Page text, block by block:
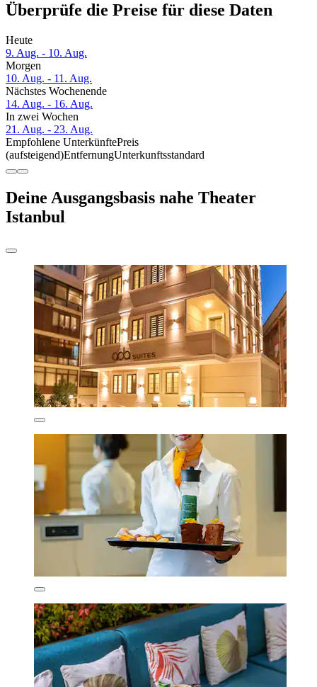
Überprüfe die Preise für diese Daten
Heute
9. Aug. - 10. Aug.
Morgen
10. Aug. - 11. Aug.
Nächstes Wochenende
14. Aug. - 16. Aug.
In zwei Wochen
21. Aug. - 23. Aug.
Empfohlene UnterkünftePreis
(aufsteigend)EntfernungUnterkunftsstandard
Deine Ausgangsbasis nahe Theater
Istanbul